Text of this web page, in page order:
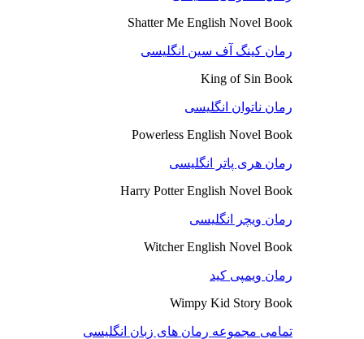
Shatter Me English Novel Book
رمان کینگ آف سین انگلیسی
King of Sin Book
رمان ناتوان انگلیسی
Powerless English Novel Book
رمان هری پاتر انگلیسی
Harry Potter English Novel Book
رمان ویچر انگلیسی
Witcher English Novel Book
رمان ویمپی کید
Wimpy Kid Story Book
تمامی مجموعه رمان های زبان انگلیسی